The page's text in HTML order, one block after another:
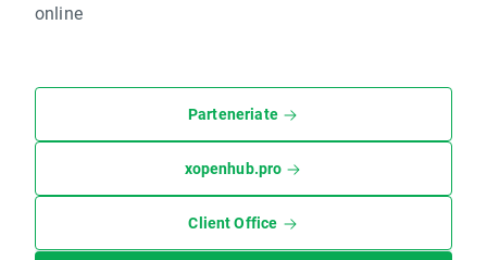
online
Parteneriate
xopenhub.pro
Client Office